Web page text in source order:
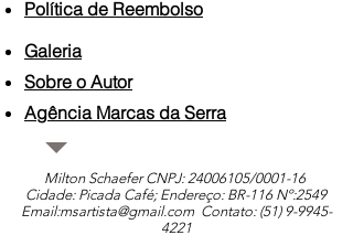
Política de Reembolso
Galeria
Sobre o Autor
Agência Marcas da Serra
Milton Schaefer CNPJ:24006105/0001-16
Cidade: Picada Café; Endereço: BR-116 Nº:2549
Email:msartista@gmail.comContato: (51) 9-9945-
4221